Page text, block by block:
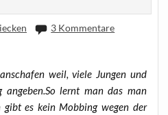
3 Kommentare
weil, vie­le Jun­gen und
lernt man das man
es kein Mob­bing wegen der